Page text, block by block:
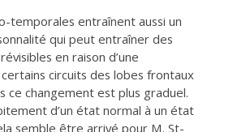
temporales entraînent aussi un
qui peut entraîner des
en raison d’une
circuits des lobes frontaux
ce changement est plus graduel.
d’un état normal à un état
semble être arrivé pour M. St-